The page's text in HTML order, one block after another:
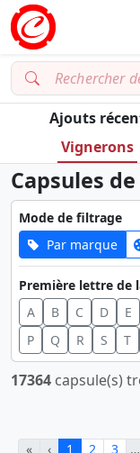
Ajouts
Vignerons
Capsules
Mode de filtrage
Par marque
Première lettre de
A
B C D E
P
Q R S T
17364 capsule(s)
« ‹ 1 2 3 …